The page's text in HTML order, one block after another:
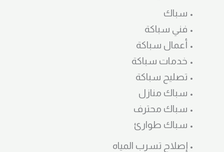
• سباك
• فني سباكة
• أعمال سباكة
• خدمات سباكة
• تصليح سباكة
• سباك منازل
• سباك محترف
• سباك طوارئ
• إصلاح تسرب المياه